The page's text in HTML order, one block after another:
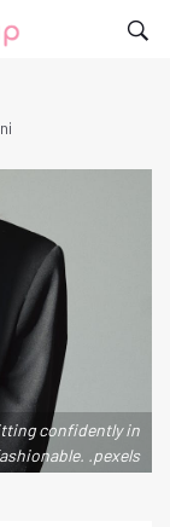
confidently in
.pexels